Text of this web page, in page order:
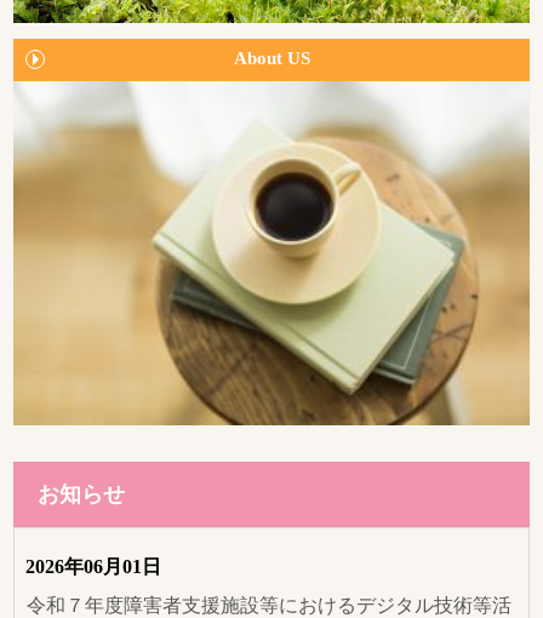
About US
お知らせ
2026年06月01日
令和７年度障害者支援施設等におけるデジタル技術等活